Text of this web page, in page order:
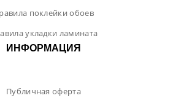
поклейки обоев
укладки ламината
ИНФОРМАЦИЯ
Публичная оферта